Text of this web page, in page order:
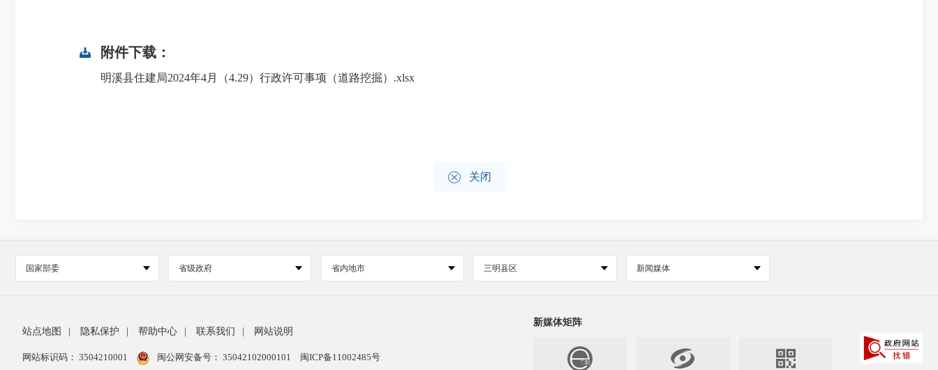
附件下载：
明溪县住建局2024年4月（4.29）行政许可事项（道路挖掘）.xlsx
 关闭
国家部委 省级政府 省内地市 三明县区 新闻媒体
站点地图 隐私保护 帮助中心 联系我们 网站说明
网站标识码： 3504210001 闽公网安备号： 35042102000101 闽ICP备11002485号
新媒体矩阵
 